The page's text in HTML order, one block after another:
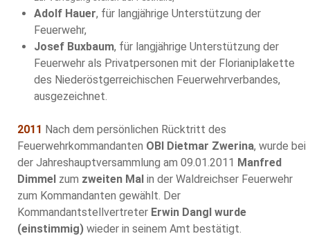
Adolf Hauer, für langjährige Unterstützung der
Feuerwehr,
Josef Buxbaum, für langjährige Unterstützung der
Feuerwehr als Privatpersonen mit der Florianiplakette
des Niederöstgerreichischen Feuerwehrverbandes,
ausgezeichnet.
2011 Nach dem persönlichen Rücktritt des
Feuerwehrkommandanten OBI Dietmar Zwerina, wurde bei
der Jahreshauptversammlung am 09.01.2011 Manfred
Dimmel zum zweiten Mal in der Waldreichser Feuerwehr
zum Kommandanten gewählt. Der
Kommandantstellvertreter Erwin Dangl wurde
(einstimmig) wieder in seinem Amt bestätigt.